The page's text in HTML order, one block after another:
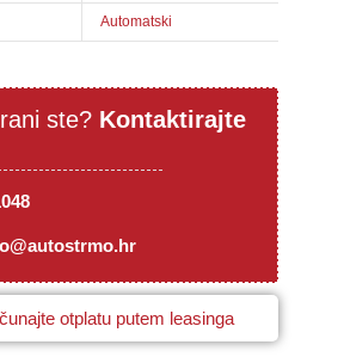
Automatski
ste? Kontaktirajte
otplatu putem leasinga